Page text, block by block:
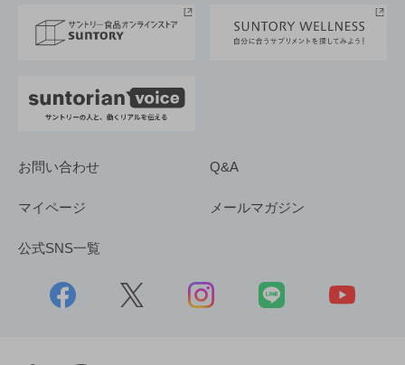
採用情報
お問い合わせ Q&A
マイページ メールマガジン
公式SNS一覧